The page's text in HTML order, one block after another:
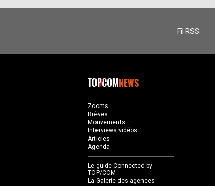
Fil RSS
NEWS
Zooms
Brèves
Mouvements
Interviews vidéos
Articles
Agenda
Le guide Connected by
TOP/COM
La Galerie des agences